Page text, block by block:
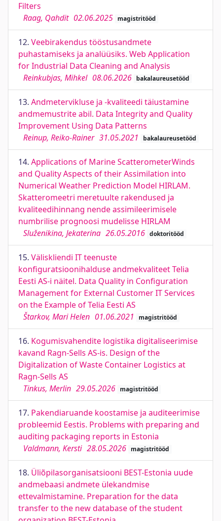
Filters
Raag, Qahdit 02.06.2025 magistritööd
12. Veebirakendus tööstusandmete
puhastamiseks ja analüüsiks. Web Application
for Industrial Data Cleaning and Analysis
Reinkubjas, Mihkel 08.06.2026 bakalaureusetööd
13. Andmetervikluse ja -kvaliteedi täiustamine
andmemustrite abil. Data Integrity and Quality
Improvement Using Data Patterns
Reinup, Reiko-Rainer 31.05.2021 bakalaureusetööd
14. Applications of Marine ScatterometerWinds
and Quality Aspects of their Assimilation into
Numerical Weather Prediction Model HIRLAM.
Skatteromeetri meretuulte rakendused ja
kvaliteedihinnang nende assimileerimisele
numbrilise prognoosi mudelisse HIRLAM
Služenikina, Jekaterina 26.05.2016 doktoritööd
15. Väliskliendi IT teenuste
konfiguratsioonihalduse andmekvaliteet Telia
Eesti AS-i näitel. Data Quality in Configuration
Management for External Customer IT Services
on the Example of Telia Eesti AS
Štarkov, Mari Helen 01.06.2021 magistritööd
16. Kogumisvahendite logistika digitaliseerimise
kavand Ragn-Sells AS-is. Design of the
Digitalization of Waste Container Logistics at
Ragn-Sells AS
Tinkus, Merlin 29.05.2026 magistritööd
17. Pakendiaruande koostamise ja auditeerimise
probleemid Eestis. Problems with preparing and
auditing packaging reports in Estonia
Valdmann, Kersti 28.05.2026 magistritööd
18. Üliõpilasorganisatsiooni BEST-Estonia uude
andmebaasi andmete ülekandmise
ettevalmistamine. Preparation for the data
transfer to the new database of the student